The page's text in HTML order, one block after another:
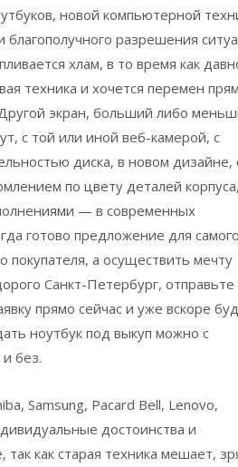
новой компьютерной
благополучного разрешения
хлам, в то время как
техника и хочется перемен
экран, больший либо
с той или иной веб-камерой, с
диска, в новом дизайне,
по цвету деталей
— в современных
готово предложение для самого
покупателя, а осуществить мечту
Санкт-Петербург, отправьте
прямо сейчас и уже вскоре
ноутбук под выкуп можно с
без.
Samsung, Pacard Bell, Lenovo,
достоинства и
как старая техника мешает,